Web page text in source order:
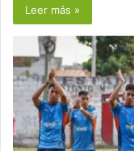
Leer más »